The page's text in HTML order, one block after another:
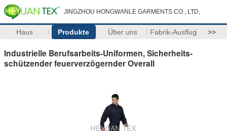
JINGZHOU HONGWANLE GARMENTS CO., LTD,
Haus Produkte Über uns Fabrik-Ausflug >>
Industrielle Berufsarbeits-Uniformen, Sicherheits-
schützender feuerverzögernder Overall